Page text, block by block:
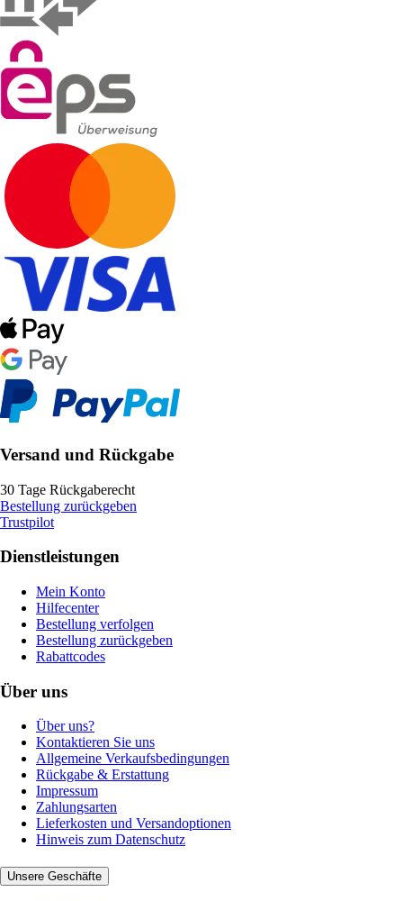
Versand und Rückgabe
30 Tage Rückgaberecht
Bestellung zurückgeben
Trustpilot
Dienstleistungen
Mein Konto
Hilfecenter
Bestellung verfolgen
Bestellung zurückgeben
Rabattcodes
Über uns
Über uns?
Kontaktieren Sie uns
Allgemeine Verkaufsbedingungen
Rückgabe & Erstattung
Impressum
Zahlungsarten
Lieferkosten und Versandoptionen
Hinweis zum Datenschutz
Unsere Geschäfte